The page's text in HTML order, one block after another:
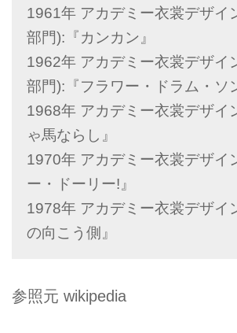
1961年 アカデミー衣裳デザイ
部門):『カンカン』
1962年 アカデミー衣裳デザイ
部門):『フラワー・ドラム・ソ
1968年 アカデミー衣裳デザイ
ゃ馬ならし』
1970年 アカデミー衣裳デザイ
ー・ドーリー!』
1978年 アカデミー衣裳デザイ
の向こう側』
参照元 wikipedia